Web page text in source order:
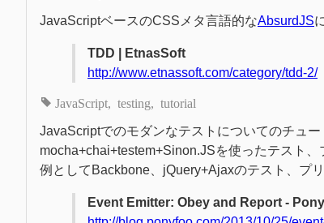
JavaScriptベースのCSSメタ言語的なAbsurdJS
TDD | EtnasSoft
http://www.etnassoft.com/category/tdd-2/
JavaScript testing tutorial
JavaScriptでのモダンなテストについてのチュー
mocha+chai+testem+Sinon.JSを使ったテスト、
例としてBackbone、jQuery+Ajaxのテスト、プ
Event Emitter: Obey and Report -